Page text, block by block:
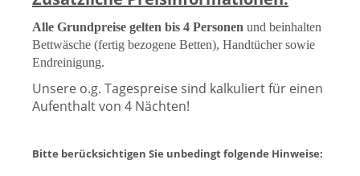
Alle Grundpreise gelten bis 4 Personen und beinhalten
Bettwäsche (fertig bezogene Betten), Handtücher sowie
Endreinigung.
Unsere o.g. Tagespreise sind kalkuliert für einen
Aufenthalt von 4 Nächten!
Bitte berücksichtigen Sie unbedingt folgende Hinweise: